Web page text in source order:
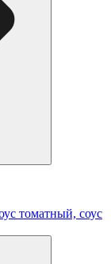
томатный, соус